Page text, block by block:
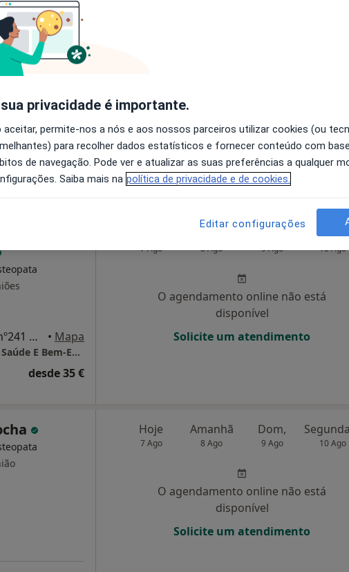
55 €
Rua António Correia de Oliveira nº241 D Abelheira 4900- 388 Viana Do Castelo, Viana do Castelo • Mapa
Motriviana - Clínica de Motricidade, Saúde E Bem-Estar Lda
desde 35 €
7 Ago 8 Ago
Dom,
9 Ago 10 Ago
O agendamento online não está
disponível
Solicite um atendimento
Hoje
7 Ago
Amanhã
8 Ago
Dom,
9 Ago 10 Ago
O agendamento online não está
disponível
Solicite um atendimento
privacidade é importante.
aceitar, permite-nos a nós e aos nossos parceiros utilizar cookies (ou
para recolher dados estatísticos e fornecer conteúdo com
de navegação. Pode ver e atualizar as suas preferências a qualquer
Saiba mais na política de privacidade e de cookies.
Editar configurações